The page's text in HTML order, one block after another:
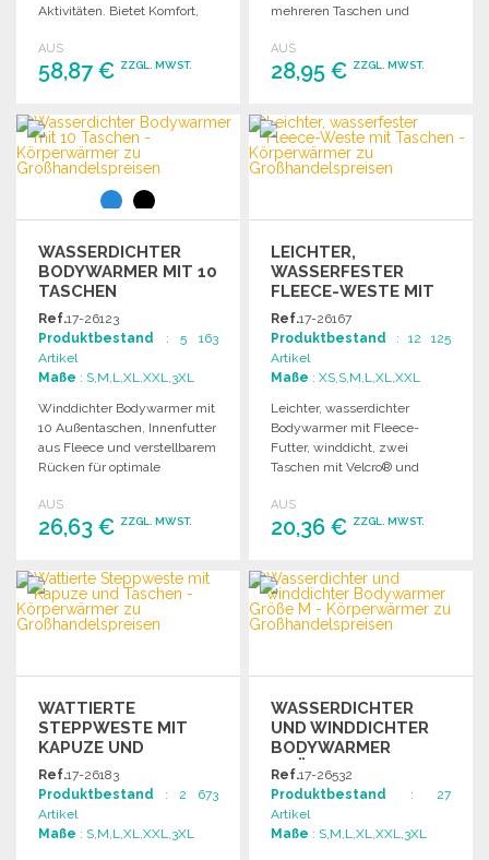
Aktivitäten. Bietet Komfort,
Passform.
AUS
58,87 € ZZGL. MWST.
BESTELLEN
Angebot anfordern
mehreren Taschen und
Personalisierungsoption
verfügbar.
AUS
28,95 € ZZGL. MWST.
BESTELLEN
Angebot anfordern
WASSERDICHTER
BODYWARMER MIT 10
TASCHEN
Ref.17-26123
Produktbestand : 5 163
Artikel
Maße : S,M,L,XL,XXL,3XL
Winddichter Bodywarmer mit
10 Außentaschen, Innenfutter
aus Fleece und verstellbarem
Rücken für optimale
Arbeit.
AUS
26,63 € ZZGL. MWST.
BESTELLEN
Angebot anfordern
LEICHTER,
WASSERFESTER
FLEECE-WESTE MIT
TASCHEN ZU
GROSSHANDELSPREISEN
Ref.17-26167
Produktbestand : 12 125
Artikel
Maße : XS,S,M,L,XL,XXL
Leichter, wasserdichter
Bodywarmer mit Fleece-
Futter, winddicht, zwei
Taschen mit Velcro® und
Anpassungen.
AUS
20,36 € ZZGL. MWST.
BESTELLEN
Angebot anfordern
WATTIERTE
STEPPWESTE MIT
KAPUZE UND
TASCHEN
Ref.17-26183
Produktbestand : 2 673
Artikel
Maße : S,M,L,XL,XXL,3XL
WASSERDICHTER
UND WINDDICHTER
BODYWARMER
GRÖSSE M
Ref.17-26532
Produktbestand : 27
Artikel
Maße : S,M,L,XL,XXL,3XL